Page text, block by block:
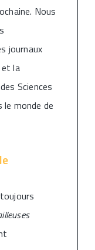
Nous
journaux
et la
Sciences
monde de